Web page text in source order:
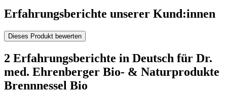
Erfahrungsberichte unserer Kund:innen
Dieses Produkt bewerten
2 Erfahrungsberichte in Deutsch für Dr.
med. Ehrenberger Bio- & Naturprodukte
Brennnessel Bio